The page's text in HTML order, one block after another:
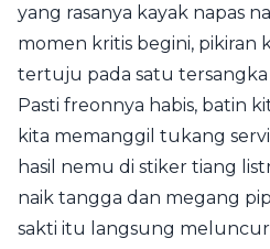
yang rasanya kayak napas
momen kritis begini, pikiran
tertuju pada satu tersangka
Pasti freonnya habis, batin
kita memanggil tukang
hasil nemu di stiker tiang
naik tangga dan megang
sakti itu langsung